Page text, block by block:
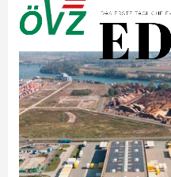
Z
Ö DA S ERSTE TÄ GLICHE E-